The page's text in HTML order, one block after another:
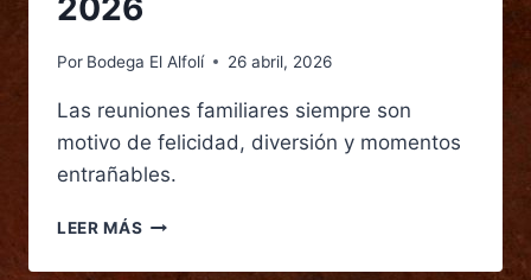
2026
Por Bodega El Alfolí 26 abril, 2026
Las reuniones familiares siempre son
motivo de felicidad, diversión y momentos
entrañables.
LEER MÁS